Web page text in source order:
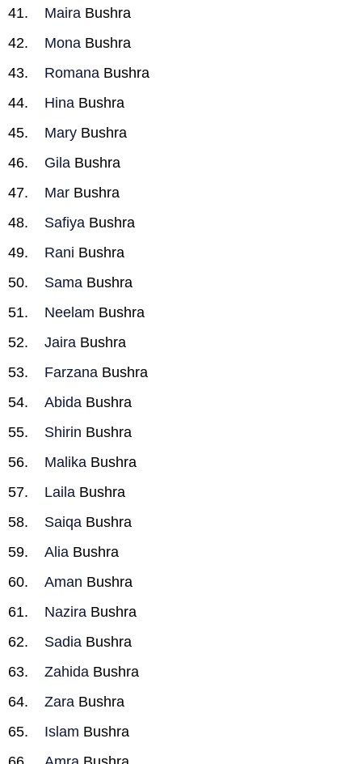
Maira Bushra
Mona Bushra
Romana Bushra
Hina Bushra
Mary Bushra
Gila Bushra
Mar Bushra
Safiya Bushra
Rani Bushra
Sama Bushra
Neelam Bushra
Jaira Bushra
Farzana Bushra
Abida Bushra
Shirin Bushra
Malika Bushra
Laila Bushra
Saiqa Bushra
Alia Bushra
Aman Bushra
Nazira Bushra
Sadia Bushra
Zahida Bushra
Zara Bushra
Islam Bushra